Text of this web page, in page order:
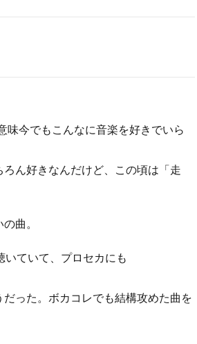
味今でもこんなに音楽を好きでいら
ん好きなんだけど、この頃は「走
曲。
ていて、プロセカにも
った。ボカコレでも結構攻めた曲を